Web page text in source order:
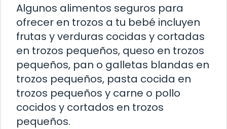
Algunos alimentos seguros para
ofrecer en trozos a tu bebé incluyen
frutas y verduras cocidas y cortadas
en trozos pequeños, queso en trozos
pequeños, pan o galletas blandas en
trozos pequeños, pasta cocida en
trozos pequeños y carne o pollo
cocidos y cortados en trozos
pequeños.